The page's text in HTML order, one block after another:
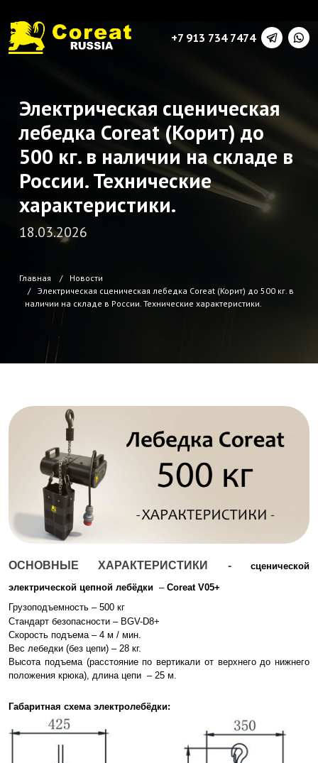
+7 913 734 7474
Электрическая сценическая
лебедка Coreat (Корит) до
500 кг. в наличии на складе в
России. Технические
характеристики.
18.03.2026
Главная
Новости
Электрическая сценическая лебедка Coreat (Корит) до 500 кг. в
наличии на складе в России. Технические характеристики.
ОСНОВНЫЕ ХАРАКТЕРИСТИКИ - сценической
электрической цепной лебёдки – Coreat V05+
Грузоподъемность – 500 кг
Стандарт безопасности – BGV-D8+
Скорость подъема – 4 м / мин.
Вес лебедки (без цепи) – 28 кг.
Высота подъема (расстояние по вертикали от верхнего до нижнего
положения крюка), длина цепи – 25 м.
Габаритная схема электролебёдки: